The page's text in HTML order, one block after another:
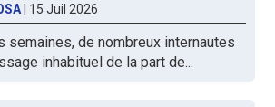
15 Juil 2026
semaines, de nombreux internautes
inhabituel de la part de...